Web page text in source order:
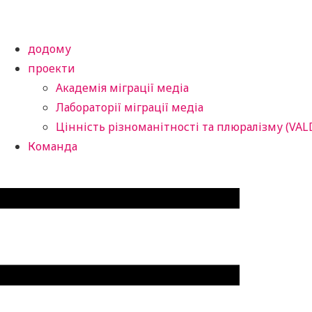
додому
проекти
Академія міграції медіа
Лабораторії міграції медіа
Цінність різноманітності та плюралізму
Команда